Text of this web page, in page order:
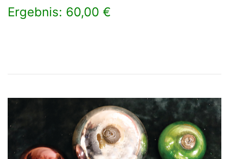
Ergebnis: 60,00 €